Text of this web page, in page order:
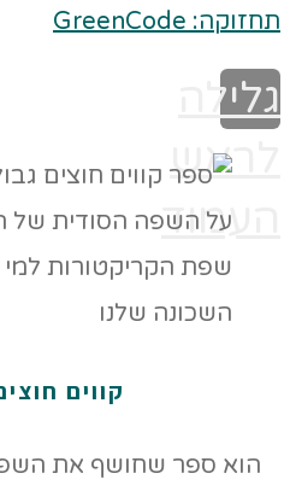
תחזוקה: GreenCode
גלילה
לראש
העמוד
קווים
הוא ספר שחושף את